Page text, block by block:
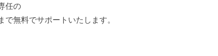
任の
無料でサポートいたします。